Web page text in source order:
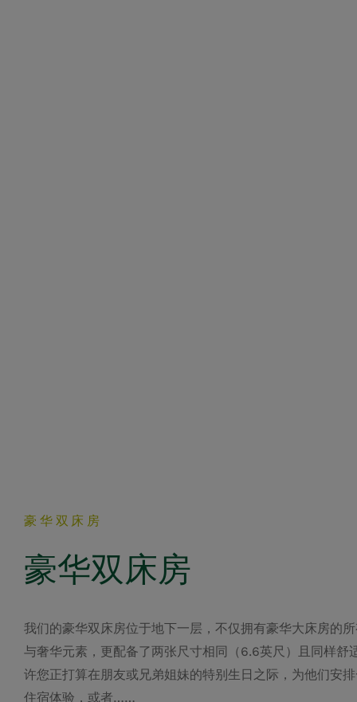
豪华双床房
豪华双床房
我们的豪华双床房位于地下一层，不仅拥有豪华大床房的
与奢华元素，更配备了两张尺寸相同（6.6英尺）且同样舒
许您正打算在朋友或兄弟姐妹的特别生日之际，为他们安
住宿体验，或者……